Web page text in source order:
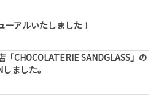
アルいたしました！
CHOCOLATERIE SANDGLASS」の
ました。